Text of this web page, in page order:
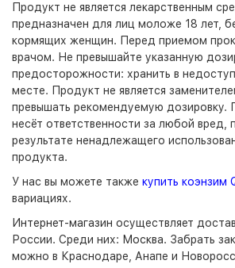
Продукт не является лекарственным
предназначен для лиц моложе 18 лет,
кормящих женщин. Перед приемом
врачом. Не превышайте указанную
предосторожности: хранить в
месте. Продукт не является
превышать рекомендуемую дозировку.
несёт ответственности за любой вред,
результате ненадлежащего
продукта.
У нас вы можете также купить коэнзим
вариациях.
Интернет-магазин осуществляет
России. Среди них: Москва. Забрать
можно в Краснодаре, Анапе и